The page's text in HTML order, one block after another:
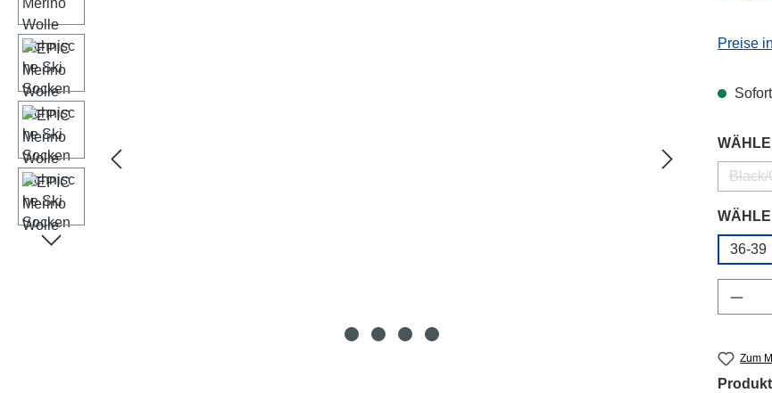
Preise
Black/
36-39
Zum